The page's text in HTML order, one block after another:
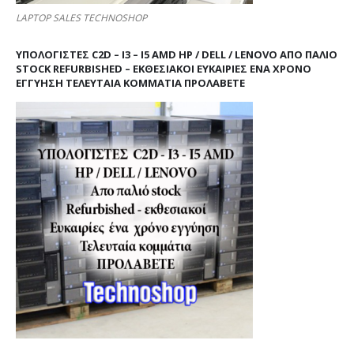
LAPTOP SALES TECHNOSHOP
ΥΠΟΛΟΓΙΣΤΕΣ C2D – I3 – I5 AMD HP / DELL / LENOVO ΑΠΟ ΠΑΛΙΌ
STOCK REFURBISHED – ΕΚΘΕΣΙΑΚΟΊ ΕΥΚΑΙΡΊΕΣ ΈΝΑ ΧΡΌΝΟ
ΕΓΓΎΗΣΗ ΤΕΛΕΥΤΑΊΑ ΚΟΜΜΆΤΙΑ ΠΡΟΛΑΒΕΤΕ